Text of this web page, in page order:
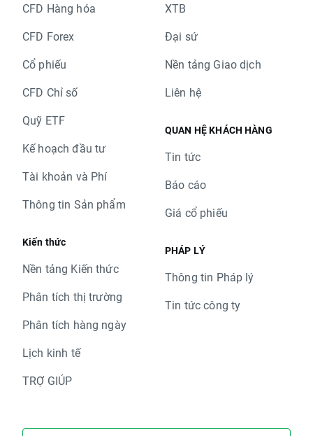
CFD Hàng hóa
CFD Forex
Cổ phiếu
CFD Chỉ số
Quỹ ETF
Kế hoạch đầu tư
Tài khoản và Phí
Thông tin Sản phẩm
Kiến thức
Nền tảng Kiến thức
Phân tích thị trường
Phân tích hàng ngày
Lịch kinh tế
TRỢ GIÚP
XTB
Đại sứ
Nền tảng Giao dịch
Liên hệ
QUAN HỆ KHÁCH HÀNG
Tin tức
Báo cáo
Giá cổ phiếu
PHÁP LÝ
Thông tin Pháp lý
Tin tức công ty